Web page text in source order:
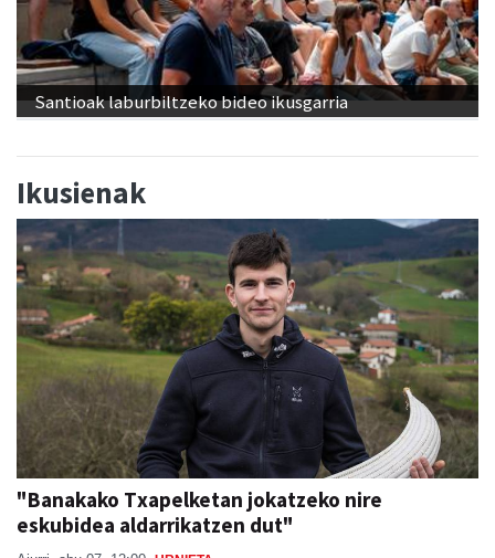
Santioak laburbiltzeko bideo ikusgarria
Ikusienak
"Banakako Txapelketan jokatzeko nire
eskubidea aldarrikatzen dut"